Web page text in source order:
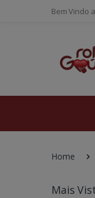
Bem Vindo
Home
Mais